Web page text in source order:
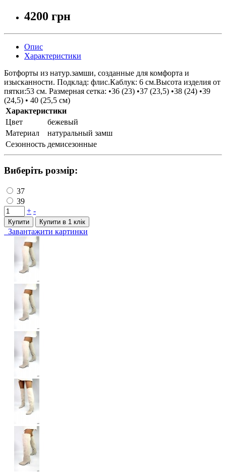
4200 грн
Опис
Характеристики
Ботфорты из натур.замши, созданные для комфорта и
изысканности. Подклад: флис.Каблук: 6 см.Высота изделия от
пятки:53 см. Размерная сетка: •36 (23) •37 (23,5) •38 (24) •39
(24,5) • 40 (25,5 см)
Характеристики
Цвет
бежевый
Материал
натуральный замш
Сезонность демисезонные
Виберіть розмір:
37
39
+ -
Купити Купити в 1 клiк
Завантажити картинки